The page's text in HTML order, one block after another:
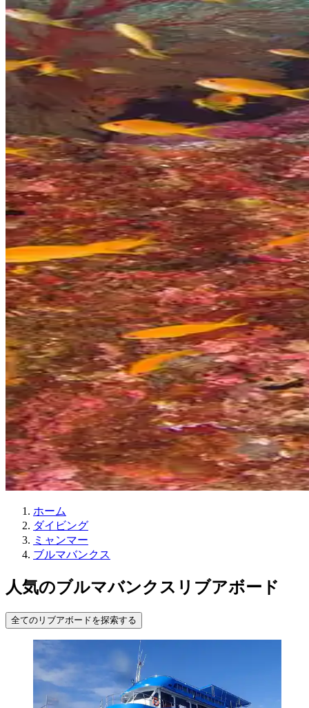
ホーム
ダイビング
ミャンマー
ブルマバンクス
人気のブルマバンクスリブアボード
全てのリブアボードを探索する